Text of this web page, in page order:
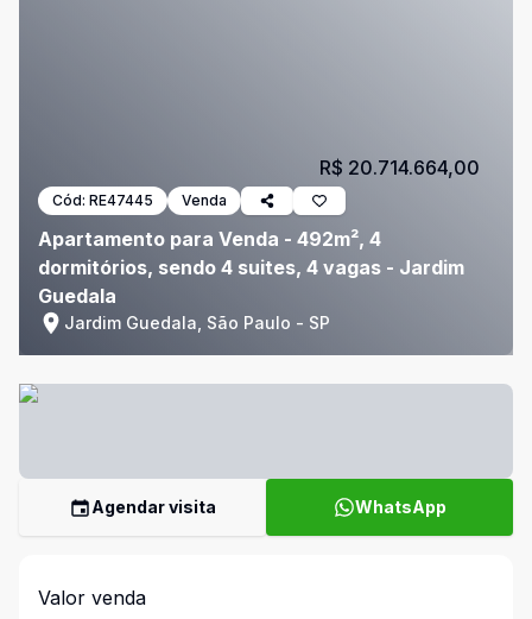
Cód: RE47445 Venda
Apartamento para Venda - 492m², 4
dormitórios, sendo 4 suites, 4 vagas - Jardim
Guedala
Jardim Guedala, São Paulo - SP
R$ 20.714.664,00
Agendar visita WhatsApp
Valor venda